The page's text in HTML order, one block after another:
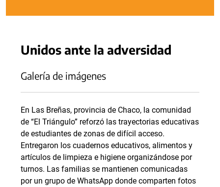
Unidos ante la adversidad
Galería de imágenes
En Las Breñas, provincia de Chaco, la comunidad
de “El Triángulo” reforzó las trayectorias educativas
de estudiantes de zonas de difícil acceso.
Entregaron los cuadernos educativos, alimentos y
artículos de limpieza e higiene organizándose por
turnos. Las familias se mantienen comunicadas
por un grupo de WhatsApp donde comparten fotos